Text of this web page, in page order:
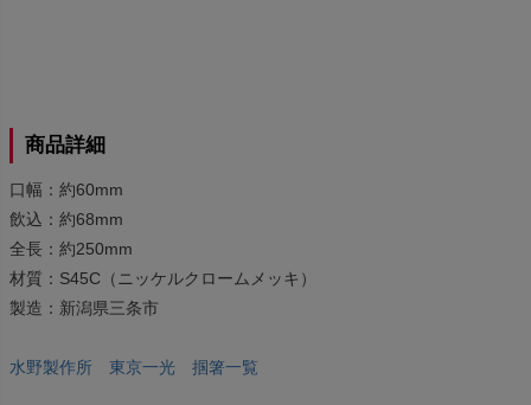
商品詳細
口幅：約60mm
飲込：約68mm
全長：約250mm
材質：S45C（ニッケルクロームメッキ）
製造：新潟県三条市
水野製作所 東京一光 掴箸一覧